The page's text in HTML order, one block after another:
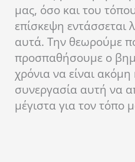
μας, όσο και του
επίσκεψη εντάσσεται
αυτά. Την θεωρούμε
προσπαθήσουμε ο
χρόνια να είναι
συνεργασία αυτή να
μέγιστα για τον τόπο